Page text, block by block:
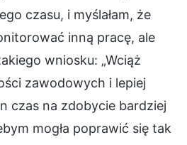
czasu, i myślałam, że
inną pracę, ale
wniosku: „Wciąż
zawodowych i lepiej
czas na zdobycie bardziej
mogła poprawić się tak